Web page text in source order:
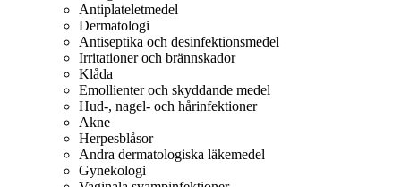
Antiplateletmedel
Dermatologi
Antiseptika och desinfektionsmedel
Irritationer och brännskador
Klåda
Emollienter och skyddande medel
Hud-, nagel- och hårinfektioner
Akne
Herpesblåsor
Andra dermatologiska läkemedel
Gynekologi